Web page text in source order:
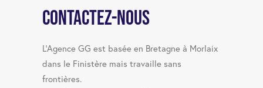
Contactez-nous
L’Agence GG est basée en Bretagne à Morlaix
dans le Finistère mais travaille sans
frontières.